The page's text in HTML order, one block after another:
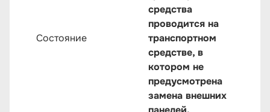
Состояние
средства
проводится на
транспортном
средстве, в
котором не
предусмотрена
замена внешних